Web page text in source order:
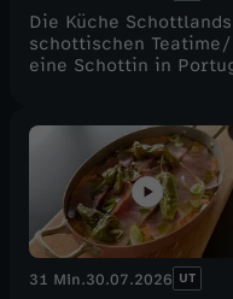
Die Küche
schottischen
eine Schottin in
31 Min.30.07.2026 UT